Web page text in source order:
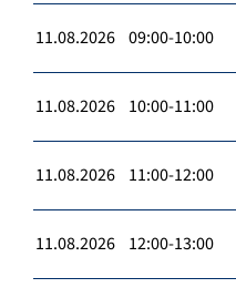
11.08.2026 09:00-10:00
11.08.2026 10:00-11:00
11.08.2026 11:00-12:00
11.08.2026 12:00-13:00